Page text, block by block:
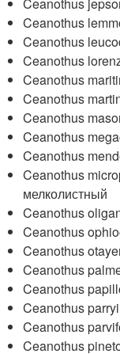
Ceanothus
Ceanothus
Ceanothus
Ceanothus
Ceanothus
Ceanothus
Ceanothus
Ceanothus
Ceanothus
мелколистный
Ceanothus
Ceanothus
Ceanothus
Ceanothus
Ceanothus
Ceanothus
Ceanothus
Ceanothus